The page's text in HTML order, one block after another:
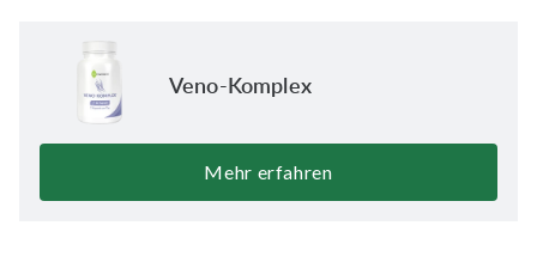
Veno-Komplex
Mehr erfahren